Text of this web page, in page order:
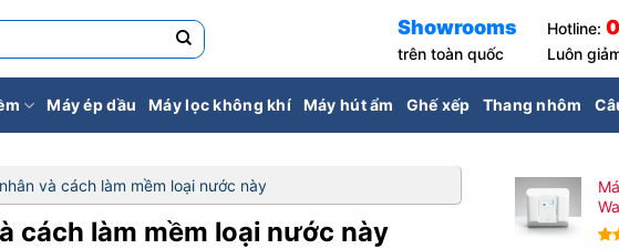
Showrooms
trên toàn quốc
Hotline:
Luôn
Máy ép dầu Máy lọc không khí Máy hút ẩm Ghế xếp Thang nhôm
và cách làm mềm loại nước này
cách làm mềm loại nước này